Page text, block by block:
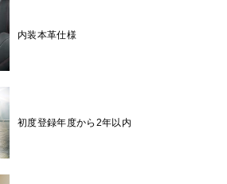
内装本革仕様
初度登録年度から2年以内